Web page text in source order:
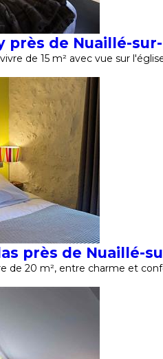
près de Nuaillé-
de 15 m² avec vue sur
près de Nuaillé-
de 20 m², entre charme et